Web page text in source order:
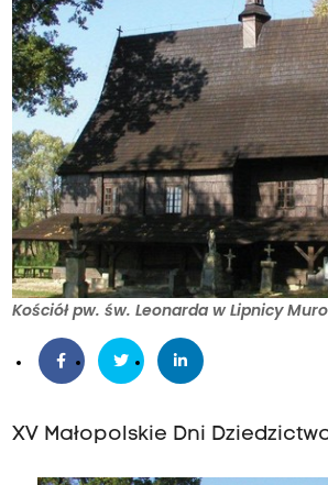
Kościół pw. św. Leonarda w Lipnicy
XV Małopolskie Dni